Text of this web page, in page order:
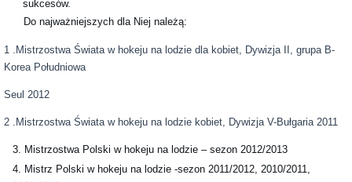
sukcesów.
Do najważniejszych dla Niej należą:
1 .Mistrzostwa Świata w hokeju na lodzie dla kobiet, Dywizja II, grupa B-
Korea Południowa
Seul 2012
2 .Mistrzostwa Świata w hokeju na lodzie kobiet, Dywizja V-Bułgaria 2011
Mistrzostwa Polski w hokeju na lodzie – sezon 2012/2013
Mistrz Polski w hokeju na lodzie -sezon 2011/2012, 2010/2011,